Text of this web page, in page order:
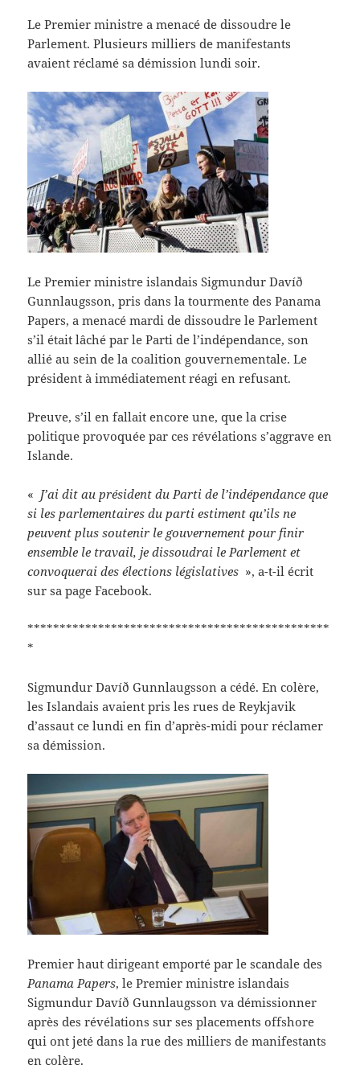
Le Premier ministre a menacé de dissoudre le
Parlement. Plusieurs milliers de manifestants
avaient réclamé sa démission lundi soir.
Le Premier ministre islandais Sigmundur Davíð
Gunnlaugsson, pris dans la tourmente des Panama
Papers, a menacé mardi de dissoudre le Parlement
s’il était lâché par le Parti de l’indépendance, son
allié au sein de la coalition gouvernementale. Le
président à immédiatement réagi en refusant.
Preuve, s’il en fallait encore une, que la crise
politique provoquée par ces révélations s’aggrave en
Islande.
« J’ai dit au président du Parti de l’indépendance que
si les parlementaires du parti estiment qu’ils ne
peuvent plus soutenir le gouvernement pour finir
ensemble le travail, je dissoudrai le Parlement et
convoquerai des élections législatives », a-t-il écrit
sur sa page Facebook.
***********************************************
*
Sigmundur Davíð Gunnlaugsson a cédé. En colère,
les Islandais avaient pris les rues de Reykjavik
d’assaut ce lundi en fin d’après-midi pour réclamer
sa démission.
Premier haut dirigeant emporté par le scandale des
Panama Papers, le Premier ministre islandais
Sigmundur Davíð Gunnlaugsson va démissionner
après des révélations sur ses placements offshore
qui ont jeté dans la rue des milliers de manifestants
en colère.